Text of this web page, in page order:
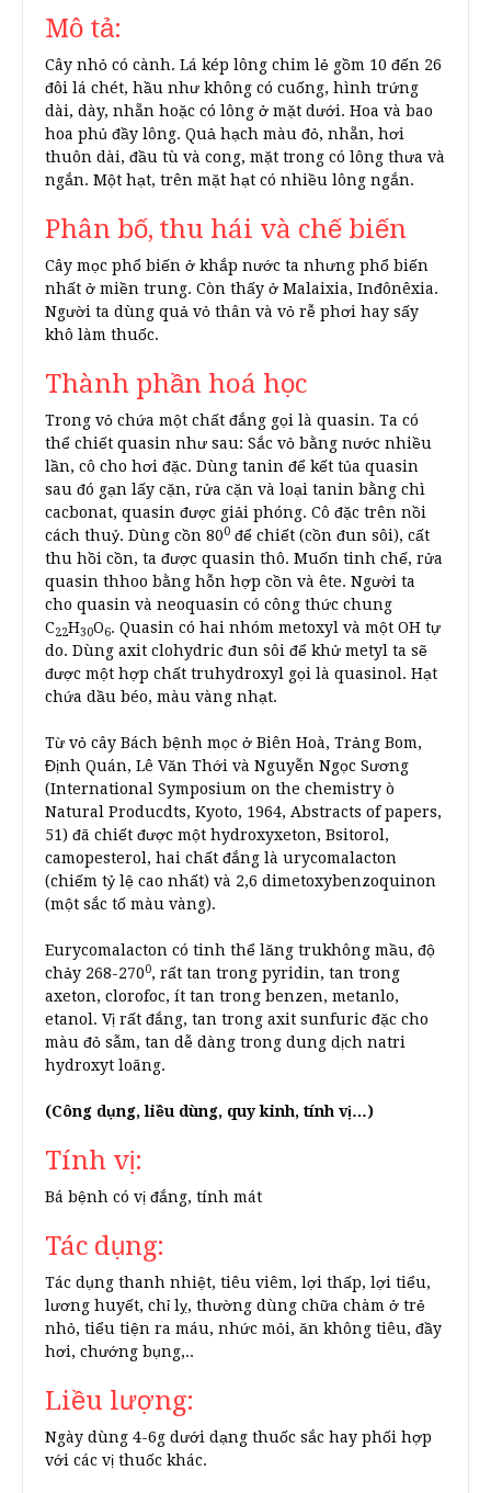
Mô tả:
Cây nhỏ có cành. Lá kép lông chim lẻ gồm 10 đến 26
đôi lá chét, hầu như không có cuống, hình trứng
dài, dày, nhẵn hoặc có lông ở mặt dưới. Hoa và bao
hoa phủ đầy lông. Quả hạch màu đỏ, nhẵn, hơi
thuôn dài, đầu tù và cong, mặt trong có lông thưa và
ngắn. Một hạt, trên mặt hạt có nhiều lông ngắn.
Phân bố, thu hái và chế biến
Cây mọc phổ biến ở khắp nước ta nhưng phổ biến
nhất ở miền trung. Còn thấy ở Malaixia, Inđônêxia.
Người ta dùng quả vỏ thân và vỏ rễ phơi hay sấy
khô làm thuốc.
Thành phần hoá học
Trong vỏ chứa một chất đắng gọi là quasin. Ta có
thể chiết quasin như sau: Sắc vỏ bằng nước nhiều
lần, cô cho hơi đặc. Dùng tanin để kết tủa quasin
sau đó gạn lấy cặn, rửa cặn và loại tanin bằng chì
cacbonat, quasin được giải phóng. Cô đặc trên nồi
cách thuỷ. Dùng cồn 800 để chiết (cồn đun sôi), cất
thu hồi cồn, ta được quasin thô. Muốn tinh chế, rửa
quasin thhoo bằng hỗn hợp cồn và ête. Người ta
cho quasin và neoquasin có công thức chung
C22H30O6. Quasin có hai nhóm metoxyl và một OH tự
do. Dùng axit clohydric đun sôi để khử metyl ta sẽ
được một hợp chất truhydroxyl gọi là quasinol. Hạt
chứa dầu béo, màu vàng nhạt.
Từ vỏ cây Bách bệnh mọc ở Biên Hoà, Trảng Bom,
Định Quán, Lê Văn Thới và Nguyễn Ngọc Sương
(International Symposium on the chemistry ò
Natural Producdts, Kyoto, 1964, Abstracts of papers,
51) đã chiết được một hydroxyxeton, Bsitorol,
camopesterol, hai chất đắng là urycomalacton
(chiếm tỷ lệ cao nhất) và 2,6 dimetoxybenzoquinon
(một sắc tố màu vàng).
Eurycomalacton có tinh thể lăng trukhông mầu, độ
chảy 268-2700, rất tan trong pyridin, tan trong
axeton, clorofoc, ít tan trong benzen, metanlo,
etanol. Vị rất đắng, tan trong axit sunfuric đặc cho
màu đỏ sẫm, tan dễ dàng trong dung dịch natri
hydroxyt loãng.
(Công dụng, liều dùng, quy kinh, tính vị…)
Tính vị:
Bá bệnh có vị đắng, tính mát
Tác dụng:
Tác dụng thanh nhiệt, tiêu viêm, lợi thấp, lợi tiểu,
lương huyết, chỉ lỵ, thường dùng chữa chàm ở trẻ
nhỏ, tiểu tiện ra máu, nhức mỏi, ăn không tiêu, đầy
hơi, chướng bụng,..
Liều lượng:
Ngày dùng 4-6g dưới dạng thuốc sắc hay phối hợp
với các vị thuốc khác.